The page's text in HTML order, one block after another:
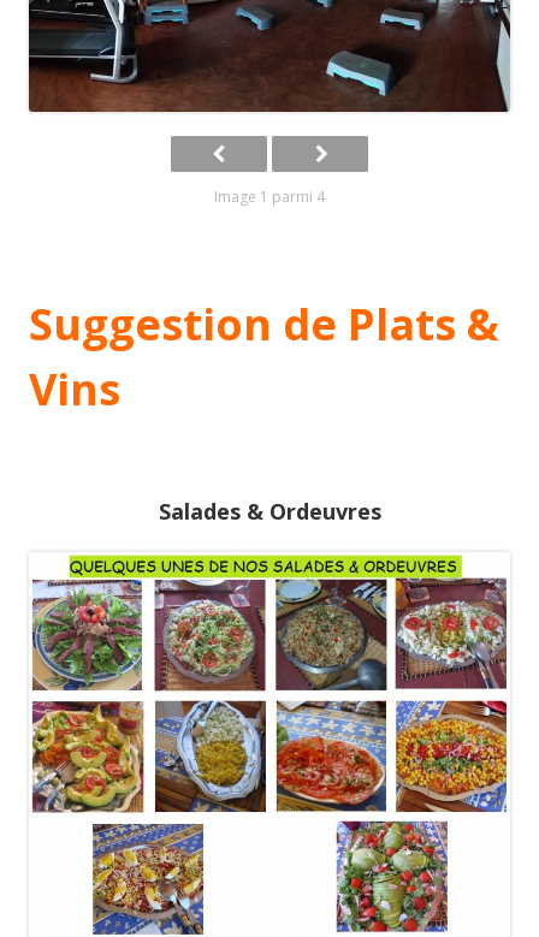
Image 1 parmi 4
Suggestion de Plats &
Vins
Salades & Ordeuvres